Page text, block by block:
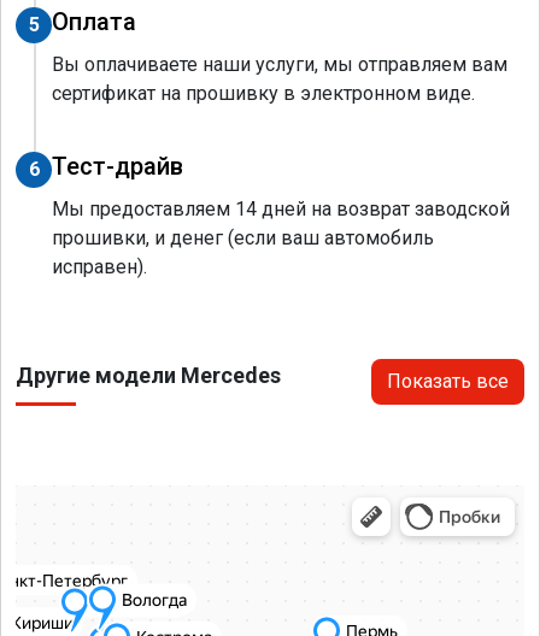
5 Оплата
Вы оплачиваете наши услуги, мы отправляем вам
сертификат на прошивку в электронном виде.
6 Тест-драйв
Мы предоставляем 14 дней на возврат заводской
прошивки, и денег (если ваш автомобиль
исправен).
Другие модели Mercedes Показать все